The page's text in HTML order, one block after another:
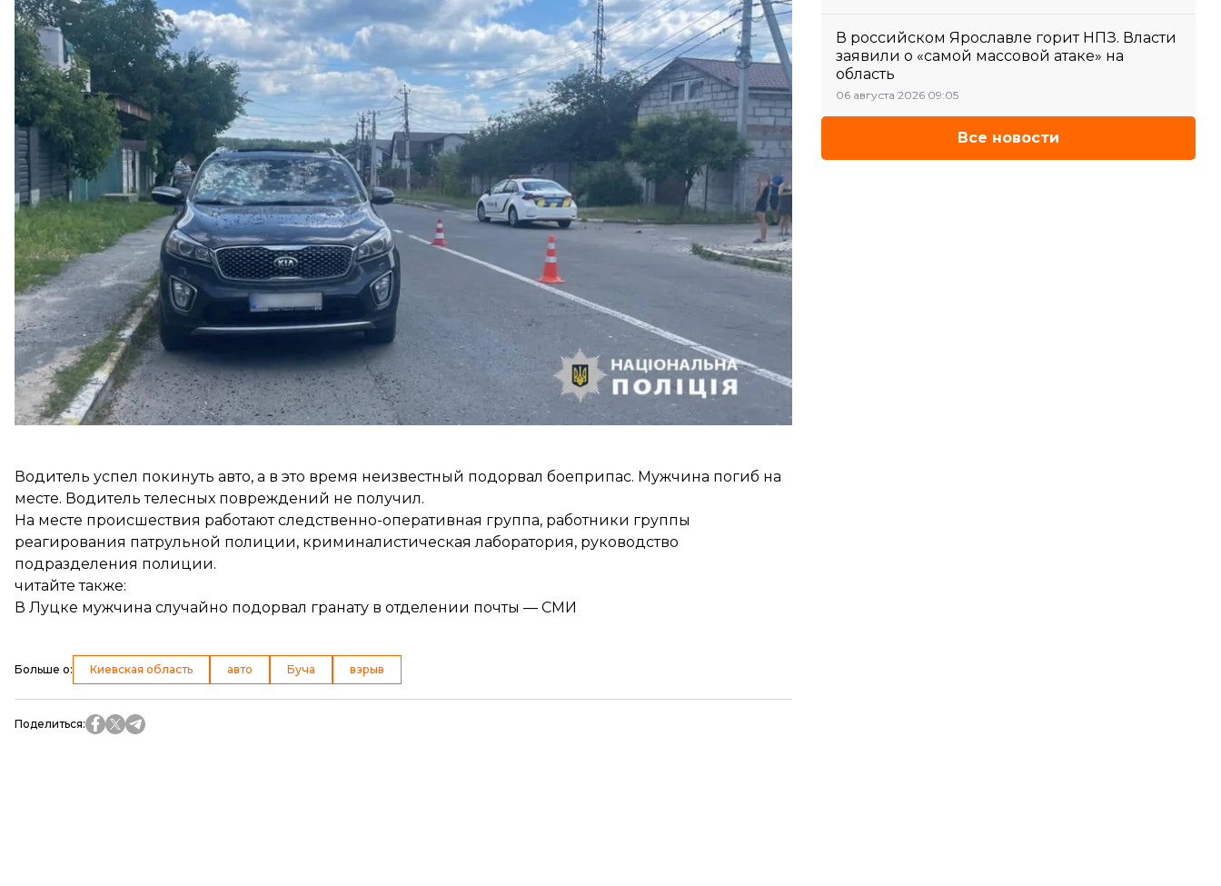
Машина, в которой раздался взрыв
Полиция Киевской области
В городе Буча Киевской области раздался взрыв. Полиция установила, что неизвестный с гранатой
потребовал у водителя отвезти его к границе.
Об этомсообщилаполиция Киевской области.
Полицейские получили уведомление о взрыве около 10:50 21 июня. Местная жительница
сообщила, что взрыв в автомобиле произошел возле ее двора.
Как предварительно установили правоохранители, к 59-летнему водителю автомобиля «КІА» в
машину сел неизвестный мужчина и, угрожая гранатой, потребовал отвезти его на границу с
соседним государством.
Водитель успел покинуть авто, а в это время неизвестный подорвал боеприпас. Мужчина погиб на
месте. Водитель телесных повреждений не получил.
На месте происшествия работают следственно-оперативная группа, работники группы
реагирования патрульной полиции, криминалистическая лаборатория, руководство
подразделения полиции.
читайте также:
В Луцке мужчина случайно подорвал гранату в отделении почты — СМИ
Больше о: Киевская область авто Буча взрыв
Поделиться:
В российском Ярославле горит НПЗ. Власти
заявили о «самой массовой атаке» на
область
06 августа 2026 09:05
Все новости